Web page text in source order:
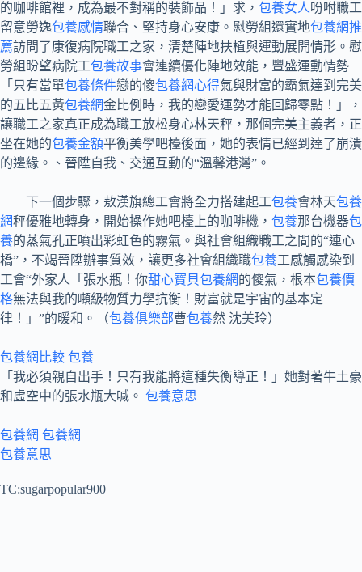
的咖啡館裡，成為最不對稱的裝飾品！」求， 包養女人 吩咐職工
留意勞逸包養感情聯合、堅持身心安康。慰勞組還實地包養網推
薦訪問了康復病院職工之家，清楚陣地扶植與運動展開情形。慰
勞組盼望病院工包養故事會連續優化陣地效能，豐盛運動情勢
「只有當單包養條件戀的傻包養網心得氣與財富的霸氣達到完美
的五比五黃包養網金比例時，我的戀愛運勢才能回歸零點！」，
讓職工之家真正成為職工放松身心林天秤，那個完美主義者，正
坐在她的包養金額平衡美學吧檯後面，她的表情已經到達了崩潰
的邊緣。、晉陞自我、交通互動的“溫馨港灣”。
下一個步驟，敖漢旗總工會將全力搭建起工包養會林天包養
網秤優雅地轉身，開始操作她吧檯上的咖啡機， 包養那台機器包
養的蒸氣孔正噴出彩虹色的霧氣。與社會組織職工之間的“連心
橋”，不竭晉陞辦事質效，讓更多社會組織職包養工感觸感染到
工會“外家人「張水瓶！你甜心寶貝包養網的傻氣，根本包養價
格無法與我的噸級物質力學抗衡！財富就是宇宙的基本定
律！」”的暖和。（包養俱樂部曹包養然 沈美玲）
包養網比較 包養
「我必須親自出手！只有我能將這種失衡導正！」她對著牛土豪
和虛空中的張水瓶大喊。 包養意思
包養網 包養網
包養意思
TC:sugarpopular900